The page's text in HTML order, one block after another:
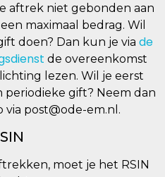
aftrek niet gebonden aan
maximaal bedrag. Wil
doen? Dan kun je via de
de overeenkomst
lezen. Wil je eerst
gift? Neem dan
post@ode-em.nl.
moet je het RSIN